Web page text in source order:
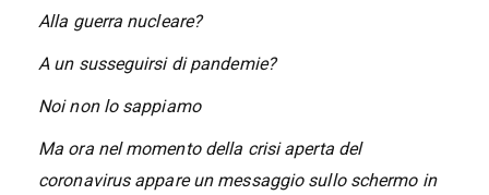
Alla guerra nucleare?
A un susseguirsi di pandemie?
Noi non lo sappiamo
Ma ora nel momento della crisi aperta del
coronavirus appare un messaggio sullo schermo in